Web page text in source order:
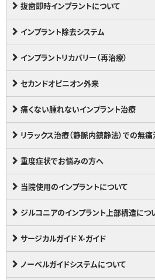
抜歯即時インプラントについて
インプラント除去システム
インプラントリカバリー（再治療）
セカンドオピニオン外来
痛くない腫れないインプラント治療
リラックス治療（静脈内鎮静法）での無
重度症状でお悩みの方へ
当院使用のインプラントについて
ジルコニアのインプラント上部構造につ
サージカルガイド X-ガイド
ノーベルガイドシステムについて